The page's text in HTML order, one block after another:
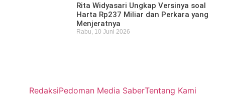
Rita Widyasari Ungkap Versinya soal
Harta Rp237 Miliar dan Perkara yang
Menjeratnya
Rabu, 10 Juni 2026
RedaksiPedoman Media SaberTentang Kami